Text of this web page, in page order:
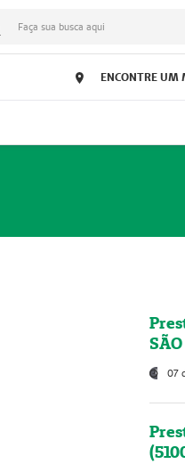
Faça sua busca aqui
ENCONTRE UM
07